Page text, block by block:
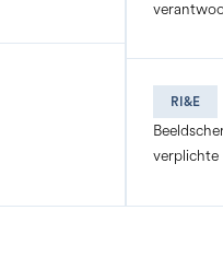
RI&E
verplichte